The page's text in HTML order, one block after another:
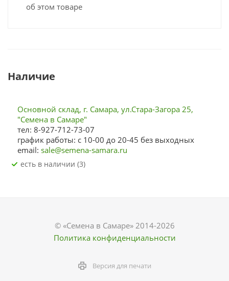
об этом товаре
Наличие
Основной склад, г. Самара, ул.Стара-Загора 25,
"Семена в Самаре"
тел: 8-927-712-73-07
график работы: с 10-00 до 20-45 без выходных
email: sale@semena-samara.ru
Есть в наличии (3)
© «Семена в Самаре» 2014-2026
Политика конфиденциальности
Версия для печати